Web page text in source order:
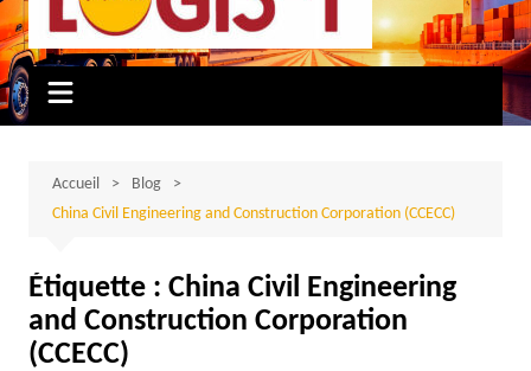
Accueil
Blog
China Civil Engineering and Construction Corporation (CCECC)
Étiquette : China Civil Engineering
and Construction Corporation
(CCECC)